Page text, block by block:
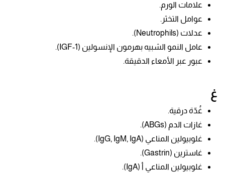
علامات الورم.
عوامل التخثر.
عدلات (Neutrophils).
عامل النمو الشبيه بهرمون الإنسولين (IGF-1).
عبور عبر الأمعاء الدقيقة.
غ
غُدّة درقية.
غازات الدم (ABGs).
غلوبيولين المناعي (IgG, IgM, IgA).
غاسترين (Gastrin).
غلوبيولين المناعي أ (IgA).